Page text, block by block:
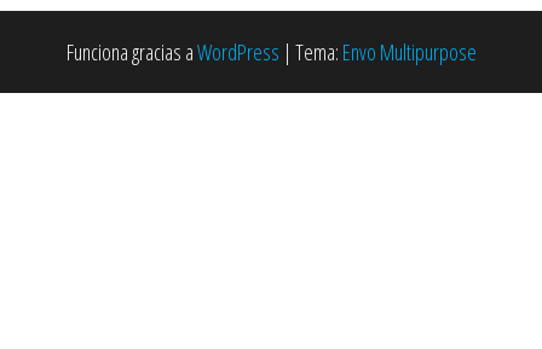
Funciona gracias aWordPress | Tema: Envo Multipurpose